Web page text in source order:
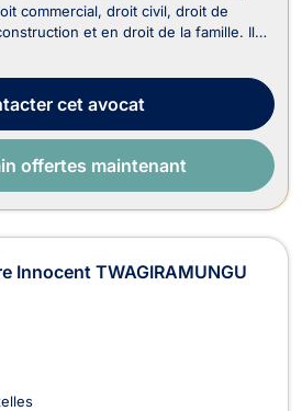
commercial, droit civil, droit de
et en droit de la famille. Il
cet avocat
offertes maintenant
Innocent TWAGIRAMUNGU